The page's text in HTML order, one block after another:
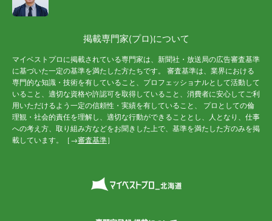
掲載専門家(プロ)について
マイベストプロに掲載されている専門家は、新聞社・放送局の広告審査基準
に基づいた一定の基準を満たした方たちです。 審査基準は、業界における
専門的な知識・技術を有していること、プロフェッショナルとして活動して
いること、適切な資格や許認可を取得していること、消費者に安心してご利
用いただけるよう一定の信頼性・実績を有していること、 プロとしての倫
理観・社会的責任を理解し、適切な行動ができることとし、人となり、仕事
への考え方、取り組み方などをお聞きした上で、基準を満たした方のみを掲
載しています。［→審査基準］